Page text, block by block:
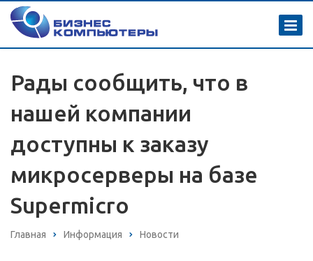
Рады сообщить, что в
нашей компании
доступны к заказу
микросерверы на базе
Supermicro
Главная Информация Новости